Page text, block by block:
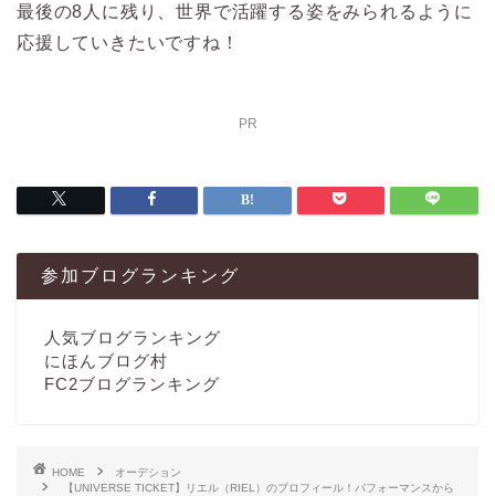
最後の8人に残り、世界で活躍する姿をみられるように
応援していきたいですね！
PR
参加ブログランキング
人気ブログランキング
にほんブログ村
FC2ブログランキング
HOME
オーデション
【UNIVERSE TICKET】リエル（RIEL）のプロフィール！パフォーマンスから